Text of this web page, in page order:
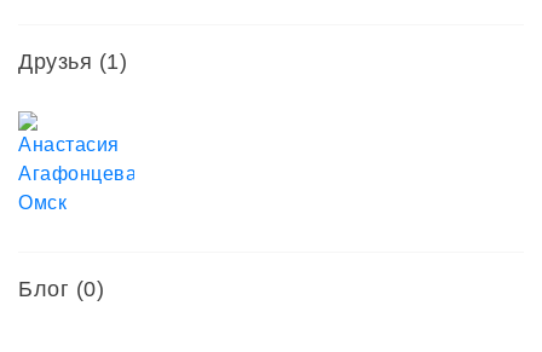
Друзья (1)
Блог (0)